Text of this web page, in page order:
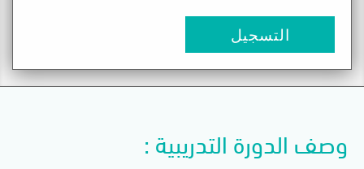
التسجيل
وصف الدورة التدريبية :